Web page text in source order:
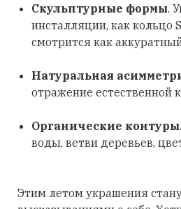
Скульптурные формы.
инсталляции, как кольцо
смотрится как
Натуральная
отражение естественной
Органические
воды, ветви деревьев,
Этим летом украшения